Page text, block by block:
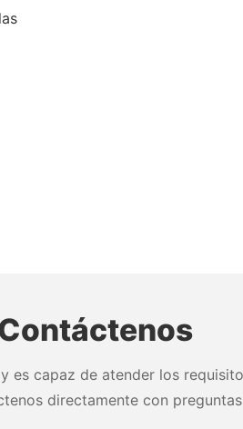
es capaz de atender los
directamente con